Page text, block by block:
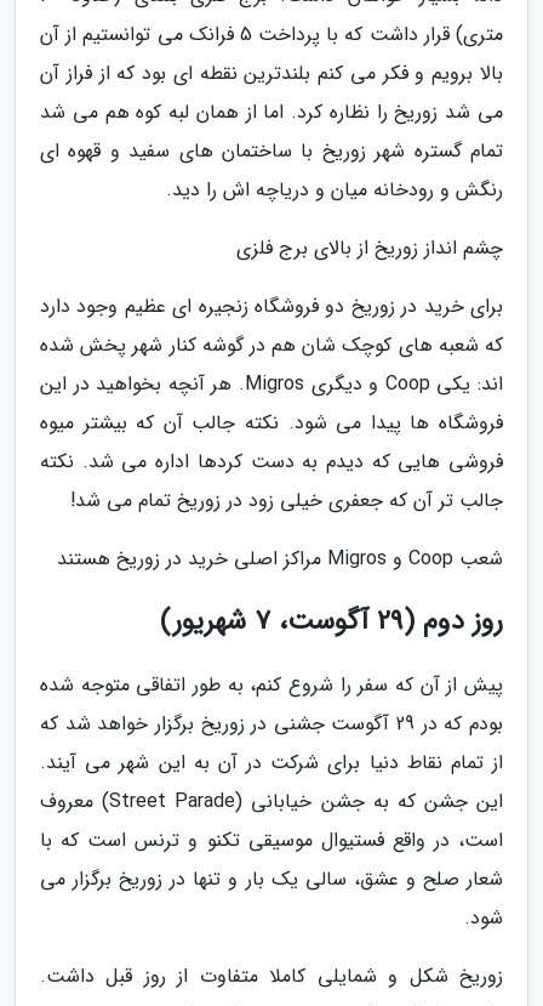
متری) قرار داشت که با پرداخت 5 فرانک می توانستیم از آن
بالا برویم و فکر می کنم بلندترین نقطه ای بود که از فراز آن
می شد زوریخ را نظاره کرد. اما از همان لبه کوه هم می شد
تمام گستره شهر زوریخ با ساختمان های سفید و قهوه ای
رنگش و رودخانه میان و دریاچه اش را دید.
چشم انداز زوریخ از بالای برج فلزی
برای خرید در زوریخ دو فروشگاه زنجیره ای عظیم وجود دارد
که شعبه های کوچک شان هم در گوشه کنار شهر پخش شده
اند: یکی Coop و دیگری Migros. هر آنچه بخواهید در این
فروشگاه ها پیدا می شود. نکته جالب آن که بیشتر میوه
فروشی هایی که دیدم به دست کردها اداره می شد. نکته
جالب تر آن که جعفری خیلی زود در زوریخ تمام می شد!
شعب Coop و Migros مراکز اصلی خرید در زوریخ هستند
روز دوم (29 آگوست، 7 شهریور)
پیش از آن که سفر را شروع کنم، به طور اتفاقی متوجه شده
بودم که در 29 آگوست جشنی در زوریخ برگزار خواهد شد که
از تمام نقاط دنیا برای شرکت در آن به این شهر می آیند.
این جشن که به جشن خیابانی (Street Parade) معروف
است، در واقع فستیوال موسیقی تکنو و ترنس است که با
شعار صلح و عشق، سالی یک بار و تنها در زوریخ برگزار می
شود.
زوریخ شکل و شمایلی کاملا متفاوت از روز قبل داشت.